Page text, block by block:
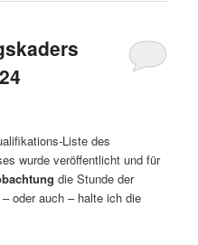
Liste des
wurde veröffentlicht und für
die Stunde der
oder auch – halte ich die